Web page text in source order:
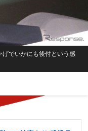
でいかにも後付という感